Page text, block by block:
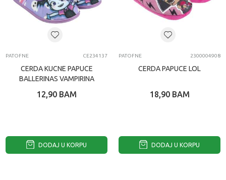
PATOFNE CE234137
CERDA KUCNE PAPUCE
BALLERINAS VAMPIRINA
12,90 BAM
DODAJ U KORPU
PATOFNE 2300004908
CERDA PAPUCE LOL
18,90 BAM
DODAJ U KORPU